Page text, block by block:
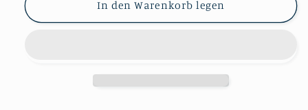
Alte
für
Alte
In den Warenkorb legen